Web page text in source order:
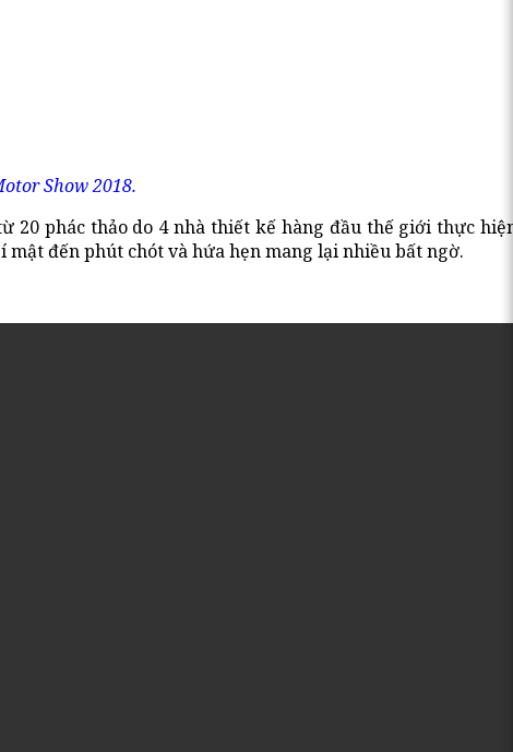
Show 2018.
20 phác thảo do 4 nhà thiết kế hàng đầu thế giới thực
đến phút chót và hứa hẹn mang lại nhiều bất ngờ.